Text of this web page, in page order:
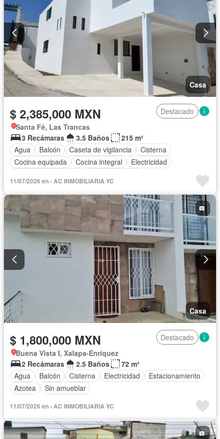
Casa
$ 2,385,000 MXN
Destacado
Santa Fé, Las Trancas
3 Recámaras
3.5 Baños
215 m²
Agua
Balcón Caseta de vigilancia
Cisterna
Cocina equipada
Cocina integral
Electricidad
Televisión por cable
Wifi Sin amueblar
11/07/2026 en - AC INMOBILIARIA YC
Casa
$ 1,800,000 MXN
Destacado
Buena Vista I, Xalapa-Enríquez
2 Recámaras
2.5 Baños
72 m²
Agua
Balcón Cisterna Electricidad
Estacionamiento
Azotea
Sin amueblar
11/07/2026 en - AC INMOBILIARIA YC